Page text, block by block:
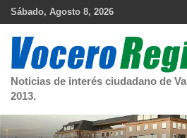
Skip
Sábado, Agosto 8, 2026
Noticias de interés ciudadano de
2013.